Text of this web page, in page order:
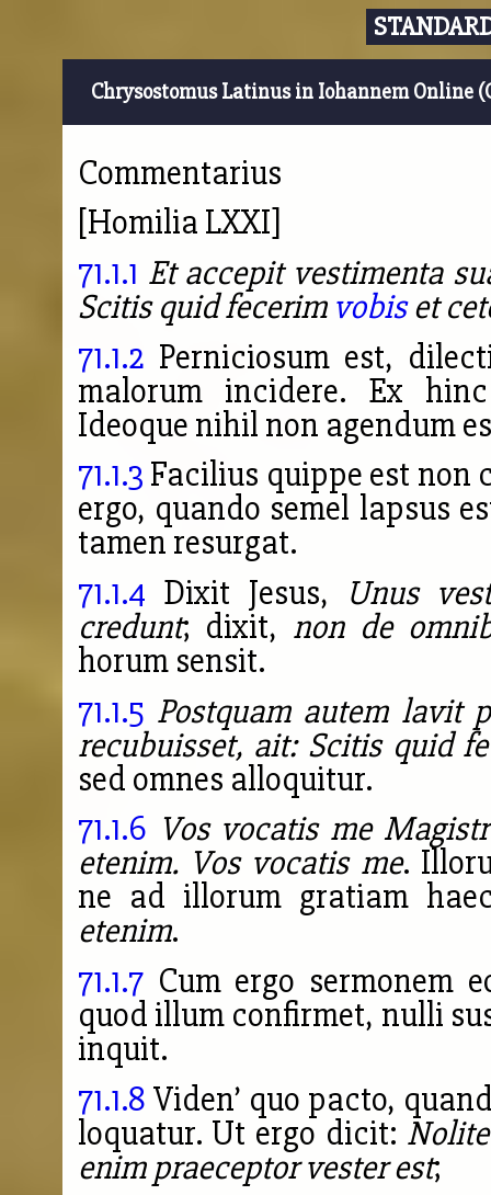
Chrysostomus Latinus in Iohannem Online
Commentarius
[Homilia LXXI]
71.1.1 Et accepit vestimenta
Scitis quid fecerim vobiset
71.1.2 Perniciosum est,
malorum incidere. Ex
Ideoque nihil non agendum
71.1.3 Facilius quippe est non
ergo, quando semel lapsus
tamen resurgat.
71.1.4 Dixit Jesus, Unus
credunt; dixit, non de
horum sensit.
71.1.5 Postquam autem lavit
recubuisset, ait: Scitis quid
sed omnes alloquitur.
71.1.6 Vos vocatis me
etenim. Vos vocatis me.
ne ad illorum gratiam
etenim.
71.1.7Cum ergo sermonem
quod illum confirmet, nulli
inquit.
71.1.8 Viden’ quo pacto,
loquatur. Ut ergo dicit:
enim praeceptor vester est;